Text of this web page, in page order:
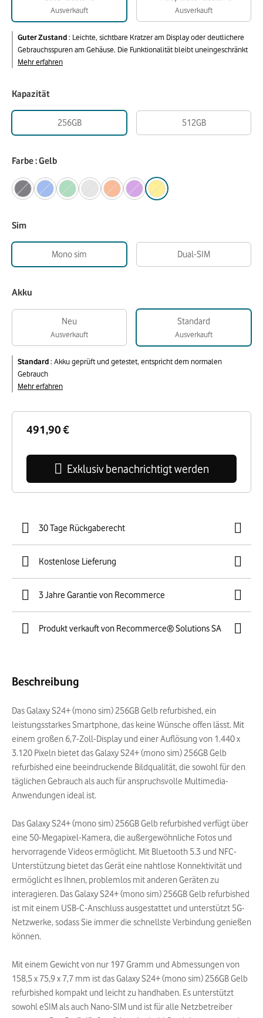
491,90 €
Exklusiv benachrichtigt werden
Ausverkauft Ausverkauft
Guter Zustand: Leichte, sichtbare Kratzer am Display oder deutlichere
Gebrauchsspuren am Gehäuse. Die Funktionalität bleibt uneingeschränkt
Mehr erfahren
Kapazität
256GB 512GB
Farbe : Gelb
Sim
Mono sim Dual-SIM
Akku
Neu
Ausverkauft
Standard
Ausverkauft
Standard: Akku geprüft und getestet, entspricht dem normalen
Gebrauch
Mehr erfahren
30 Tage Rückgaberecht
Kostenlose Lieferung
3 Jahre Garantie von Recommerce
Produkt verkauft von Recommerce® Solutions SA
Beschreibung
Das Galaxy S24+ (mono sim) 256GB Gelb refurbished, ein
leistungsstarkes Smartphone, das keine Wünsche offen lässt. Mit
einem großen 6,7-Zoll-Display und einer Auflösung von 1.440 x
3.120 Pixeln bietet das Galaxy S24+ (mono sim) 256GB Gelb
refurbished eine beeindruckende Bildqualität, die sowohl für den
täglichen Gebrauch als auch für anspruchsvolle Multimedia-
Anwendungen ideal ist.
Das Galaxy S24+ (mono sim) 256GB Gelb refurbished verfügt über
eine 50-Megapixel-Kamera, die außergewöhnliche Fotos und
hervorragende Videos ermöglicht. Mit Bluetooth 5.3 und NFC-
Unterstützung bietet das Gerät eine nahtlose Konnektivität und
ermöglicht es Ihnen, problemlos mit anderen Geräten zu
interagieren. Das Galaxy S24+ (mono sim) 256GB Gelb refurbished
ist mit einem USB-C-Anschluss ausgestattet und unterstützt 5G-
Netzwerke, sodass Sie immer die schnellste Verbindung genießen
können.
Mit einem Gewicht von nur 197 Gramm und Abmessungen von
158,5 x 75,9 x 7,7 mm ist das Galaxy S24+ (mono sim) 256GB Gelb
refurbished kompakt und leicht zu handhaben. Es unterstützt
sowohl eSIM als auch Nano-SIM und ist für alle Netzbetreiber